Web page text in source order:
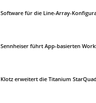
Software für die Line-Array-
Sennheiser führt App-basierten
Klotz erweitert die Titanium